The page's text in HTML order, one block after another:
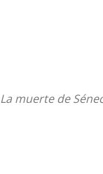
La muerte de